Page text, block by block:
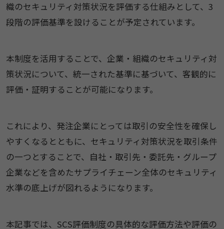
織のセキュリティ対策状況を評価する仕組みとして、3
段階の評価基準を設けることが予定されています。
本制度を活用することで、企業・組織のセキュリティ対
策状況について、統一された基準に基づいて、客観的に
評価・証明することが可能になります。
これにより、発注企業にとっては取引の安全性を確保し
やすくなるとともに、セキュリティ対策状況を取引条件
の一つとすることで、自社・取引先・委託先・グループ
企業などを含めたサプライチェーン全体のセキュリティ
水準の底上げが図れるようになります。
本記事では、SCS評価制度の具体的な評価方法や評価の